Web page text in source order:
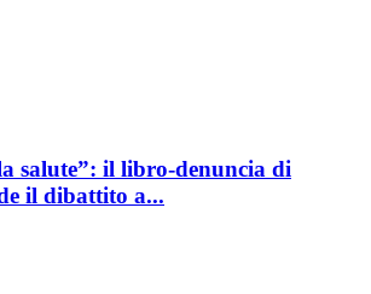
salute”: il libro-denuncia di
il dibattito a...